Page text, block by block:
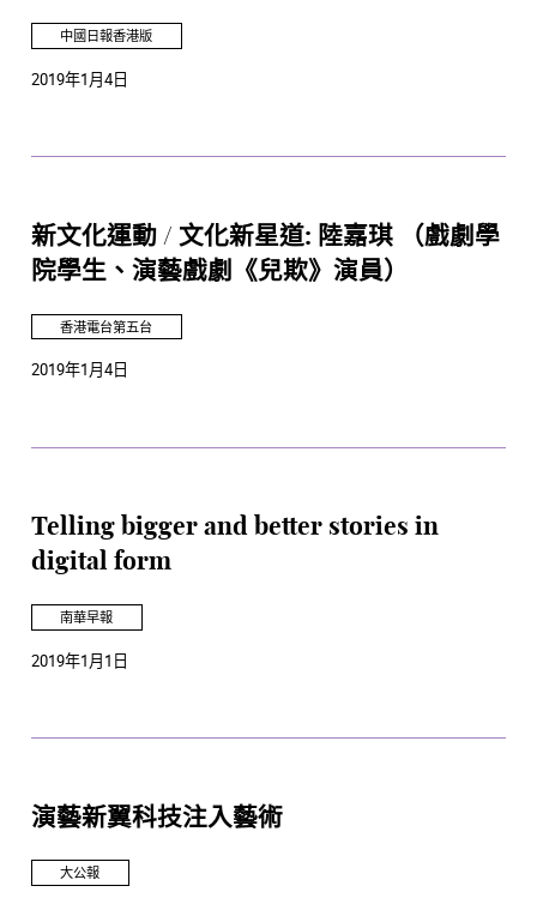
中國日報香港版
2019年1月4日
新文化運動 / 文化新星道: 陸嘉琪 （戲劇學
院學生、演藝戲劇《兒欺》演員）
香港電台第五台
2019年1月4日
Telling bigger and better stories in
digital form
南華早報
2019年1月1日
演藝新翼科技注入藝術
大公報